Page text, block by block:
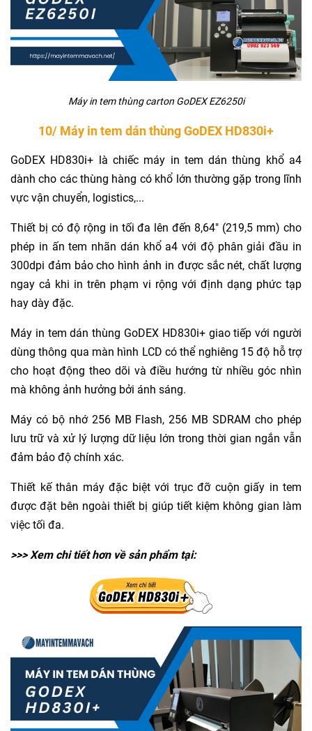
Máy in tem thùng carton GoDEX EZ6250i
10/ Máy in tem dán thùng GoDEX HD830i+
GoDEX HD830i+ là chiếc máy in tem dán thùng khổ a4
dành cho các thùng hàng có khổ lớn thường gặp trong lĩnh
vực vận chuyển, logistics,...
Thiết bị có độ rộng in tối đa lên đến 8,64" (219,5 mm) cho
phép in ấn tem nhãn dán khổ a4 với độ phân giải đầu in
300dpi đảm bảo cho hình ảnh in được sắc nét, chất lượng
ngay cả khi in trên phạm vi rộng với định dạng phức tạp
hay dày đặc.
Máy in tem dán thùng GoDEX HD830i+ giao tiếp với người
dùng thông qua màn hình LCD có thể nghiêng 15 độ hỗ trợ
cho hoạt động theo dõi và điều hướng từ nhiều góc nhìn
mà không ảnh hưởng bởi ánh sáng.
Máy có bộ nhớ 256 MB Flash, 256 MB SDRAM cho phép
lưu trữ và xử lý lượng dữ liệu lớn trong thời gian ngắn vẫn
đảm bảo độ chính xác.
Thiết kế thân máy đặc biệt với trục đỡ cuộn giấy in tem
được đặt bên ngoài thiết bị giúp tiết kiệm không gian làm
việc tối đa.
>>> Xem chi tiết hơn về sản phẩm tại: